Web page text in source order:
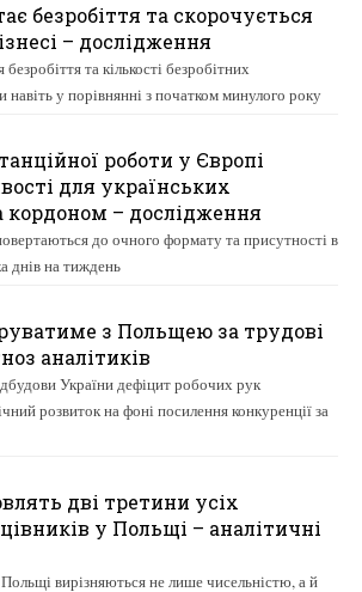
безробіття та скорочується
– дослідження
та кількості безробітних
у порівнянні з початком минулого року
роботи у Європі
для українських
кордоном – дослідження
до очного формату та присутності в
днів на тиждень
з Польщею за трудові
аналітиків
України дефіцит робочих рук
розвиток на фоні посилення конкуренції за
дві третини усіх
у Польщі – аналітичні
Польщі вирізняються не лише чисельністю, а й